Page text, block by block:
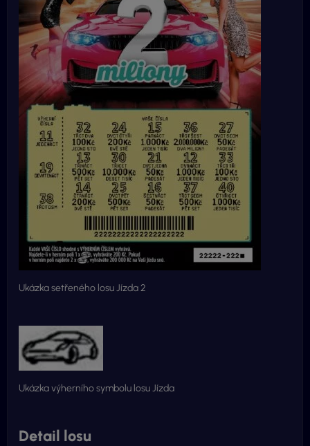
Ukázka setřeného losu Jízda 2
Ukázka výherního symbolu losu Jízda
Detail losu